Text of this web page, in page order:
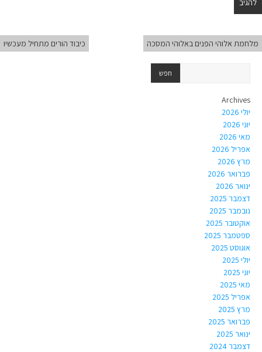
מלחמת אלוהי הפנים באלוהי המסכה כיבוד הורים מתחיל מעכשיו
Archives
יולי 2026
יוני 2026
מאי 2026
אפריל 2026
מרץ 2026
פברואר 2026
ינואר 2026
דצמבר 2025
נובמבר 2025
אוקטובר 2025
ספטמבר 2025
אוגוסט 2025
יולי 2025
יוני 2025
מאי 2025
אפריל 2025
מרץ 2025
פברואר 2025
ינואר 2025
דצמבר 2024